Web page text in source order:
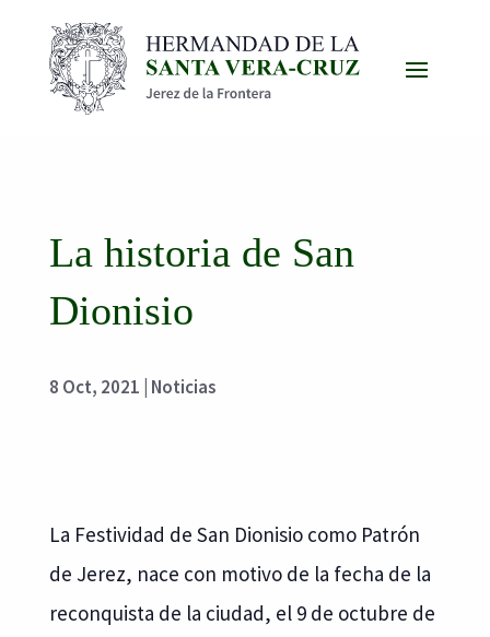
La historia de San
Dionisio
8 Oct, 2021 Noticias
La Festividad de San Dionisio como Patrón
de Jerez, nace con motivo de la fecha de la
reconquista de la ciudad, el 9 de octubre de